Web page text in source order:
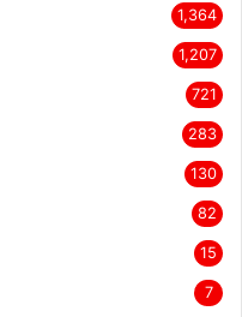
1,364
1,207
721
283
130
82
15
7